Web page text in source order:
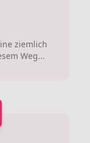
ziemlich
Weg...